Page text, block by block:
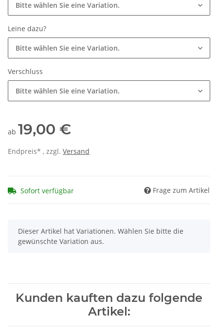
Bitte wählen Sie eine Variation.
Leine dazu?
Bitte wählen Sie eine Variation.
Verschluss
Bitte wählen Sie eine Variation.
ab 19,00 €
Endpreis* , zzgl. Versand
Sofort verfügbar Frage zum Artikel
x
Dieser Artikel hat Variationen. Wählen Sie bitte die
gewünschte Variation aus.
Kunden kauften dazu folgende
Artikel: